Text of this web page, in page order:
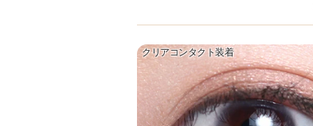
クリアコンタクト装着